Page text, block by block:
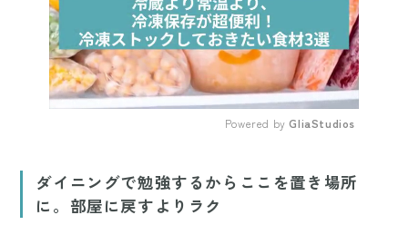
Powered by GliaStudios
ダイニングで勉強するからここを置き場所
に。部屋に戻すよりラク